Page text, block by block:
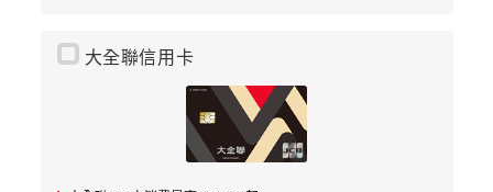
大全聯信用卡